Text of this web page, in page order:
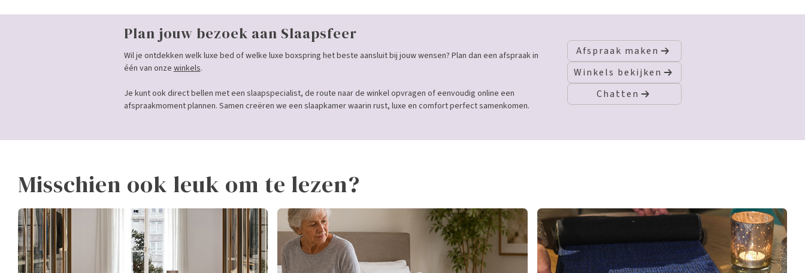
Plan jouw bezoek aan Slaapsfeer
Wil je ontdekken welk luxe bed of welke luxe boxspring het beste aansluit bij jouw wensen? Plan dan een afspraak in
één van onzewinkels.
Je kunt ook direct bellen met een slaapspecialist, de route naar de winkel opvragen of eenvoudig online een
afspraakmoment plannen. Samen creëren we een slaapkamer waarin rust, luxe en comfort perfect samenkomen.
Afspraak maken
Winkels bekijken
Chatten
Misschien ook leuk om te lezen?